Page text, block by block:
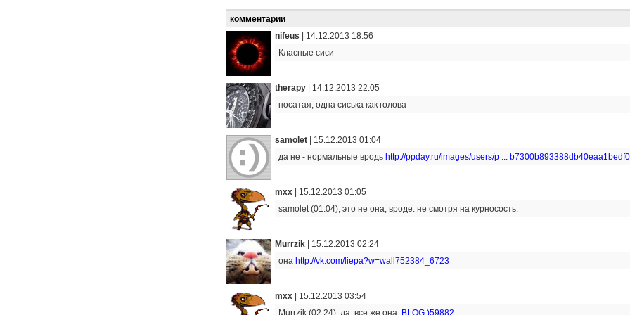
комментарии
nifeus
14.12.2013 18:56
Класные сиси
therapy
14.12.2013 22:05
носатая, одна сиська как голова
samolet
15.12.2013 01:04
да не - нормальные вродь http://ppday.ru/images/users/p ...
mxx
15.12.2013 01:05
samolet (01:04), это не она, вроде. не смотря на курносость.
Murrzik
15.12.2013 02:24
она http://vk.com/liepa?w=wall752384_6723
mxx
15.12.2013 03:54
Murrzik (02:24), да. все же она.
BLOG:)59882